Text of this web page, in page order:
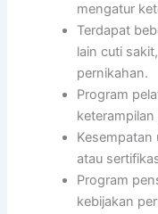
mengatur
Terdapat
lain cuti
pernikahan.
Program
atau
Program
kebijakan